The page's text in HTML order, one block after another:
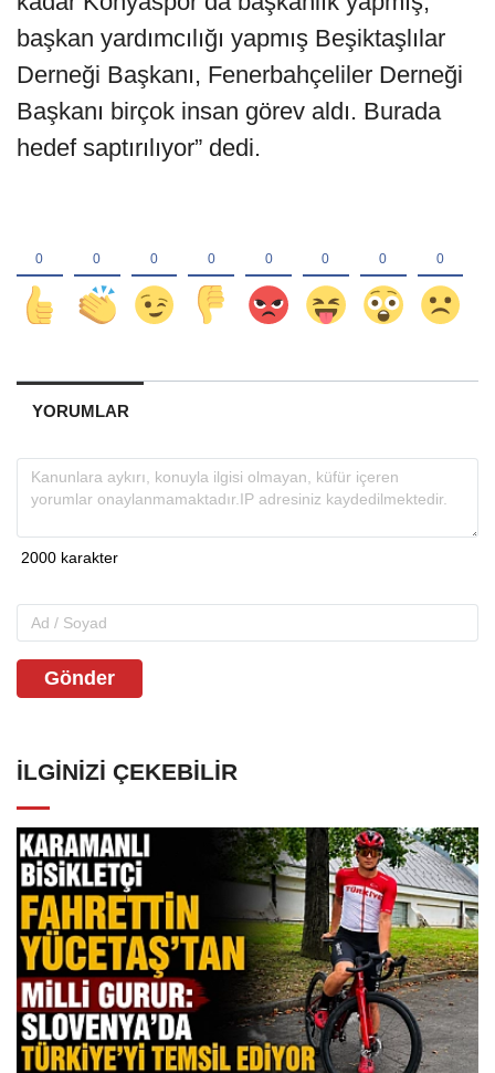
başkan yardımcılığı yapmış Beşiktaşlılar
Derneği Başkanı, Fenerbahçeliler Derneği
Başkanı birçok insan görev aldı. Burada
hedef saptırılıyor” dedi.
YORUMLAR
Gönder
İLGINIZI ÇEKEBILIR